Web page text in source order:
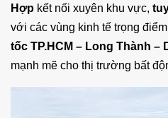
Hợp kết nối xuyên khu vực,
với các vùng kinh tế trọng
tốc TP.HCM – Long Thành –
mạnh mẽ cho thị trường bất